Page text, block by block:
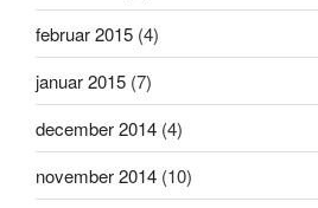
februar 2015 (4)
januar 2015 (7)
december 2014 (4)
november 2014 (10)